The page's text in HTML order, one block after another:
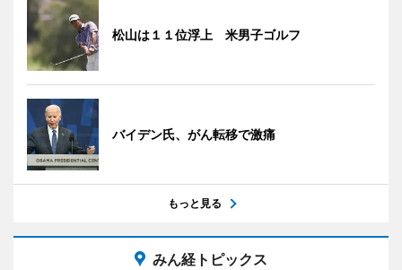
松山は１１位浮上 米男子ゴルフ
バイデン氏、がん転移で激痛
もっと見る
みん経トピックス